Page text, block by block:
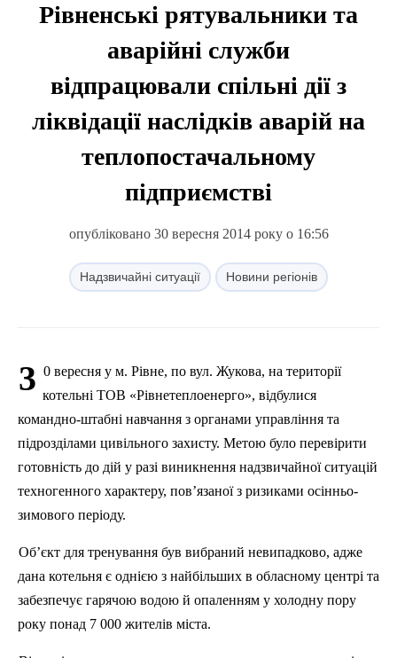
Рівненські рятувальники та
аварійні служби
відпрацювали спільні дії з
ліквідації наслідків аварій на
теплопостачальному
підприємстві
опубліковано 30 вересня 2014 року о 16:56
Надзвичайні ситуації Новини регіонів
3 0 вересня у м. Рівне, по вул. Жукова, на території
котельні ТОВ «Рівнетеплоенерго», відбулися
командно-штабні навчання з органами управління та
підрозділами цивільного захисту. Метою було перевірити
готовність до дій у разі виникнення надзвичайної ситуацій
техногенного характеру, пов’язаної з ризиками осінньо-
зимового періоду.
Об’єкт для тренування був вибраний невипадково, адже
дана котельня є однією з найбільших в обласному центрі та
забезпечує гарячою водою й опаленням у холодну пору
року понад 7 000 жителів міста.